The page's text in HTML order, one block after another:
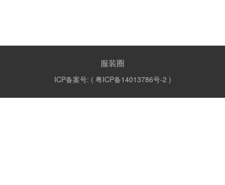
服装圈
ICP备案号: ( 粤ICP备14013786号-2 )